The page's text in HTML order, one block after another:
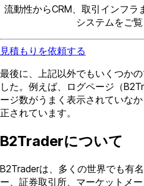
流動性からCRM、取引インフラ
システムをご覧
見積もりを依頼する
最後に、上記以外でもいくつか
した。例えば、ログページ（
ージ数がうまく表示されていな
正されています。
B2Traderについて
B2Traderは、多くの世界でも有
ー、証券取引所、マーケットメ